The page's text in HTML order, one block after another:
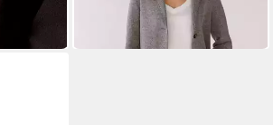
in 4-5 Werktagen bei dir